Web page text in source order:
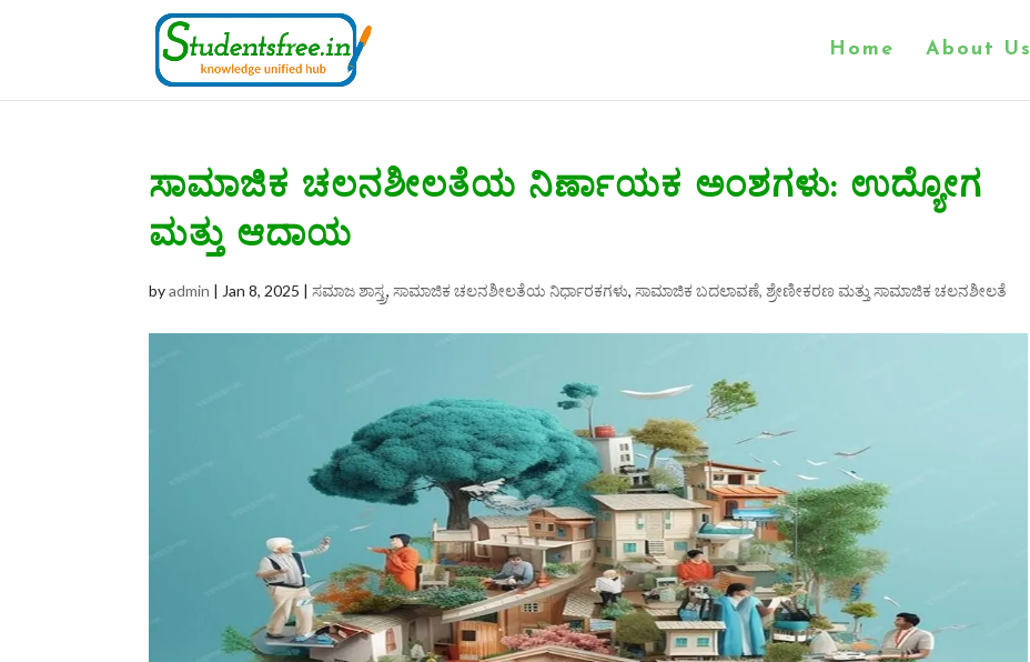
Home About Us
ಸಾಮಾಜಿಕ ಚಲನಶೀಲತೆಯ ನಿರ್ಣಾಯಕ ಅಂಶಗಳು: ಉದ್ಯೋಗ
ಮತ್ತು ಆದಾಯ
byadmin | Jan 8, 2025 |ಸಮಾಜ ಶಾಸ್ತ್ರ,ಸಾಮಾಜಿಕ ಚಲನಶೀಲತೆಯ ನಿರ್ಧಾರಕಗಳು,ಸಾಮಾಜಿಕ ಬದಲಾವಣೆ, ಶ್ರೇಣೀಕರಣ ಮತ್ತು ಸಾಮಾಜಿಕ ಚಲನಶೀಲತೆ